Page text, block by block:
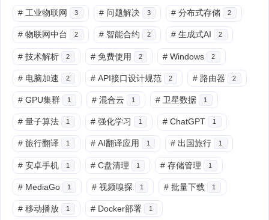
# 工业物联网 3 # 问题解决 3 # 分布式存储 2
# 物联网中台 2 # 智能合约 2 # 生成式AI 2
# 技术解析 2 # 免费使用 2 # Windows 2
# 电脑加速 2 # API接口设计规范 2 # 路由器 2
# GPU集群 1 # 混合云 1 # 卫星数据 1
# 量子算法 1 # 强化学习 1 # ChatGPT 1
# 旅行翻译 1 # AI翻译应用 1 # 出国旅行 1
# 安卓手机 1 # C盘清理 1 # 存储管理 1
# MediaGo 1 # 视频嗅探 1 # 批量下载 1
# 移动播放 1 # Docker部署 1